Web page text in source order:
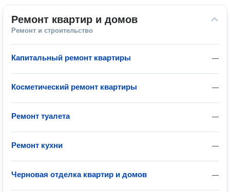
Ремонт квартир и домов
Ремонт и строительство
—
Капитальный ремонт квартиры
—
Косметический ремонт квартиры
—
Ремонт туалета
—
Ремонт кухни
—
Черновая отделка квартир и домов